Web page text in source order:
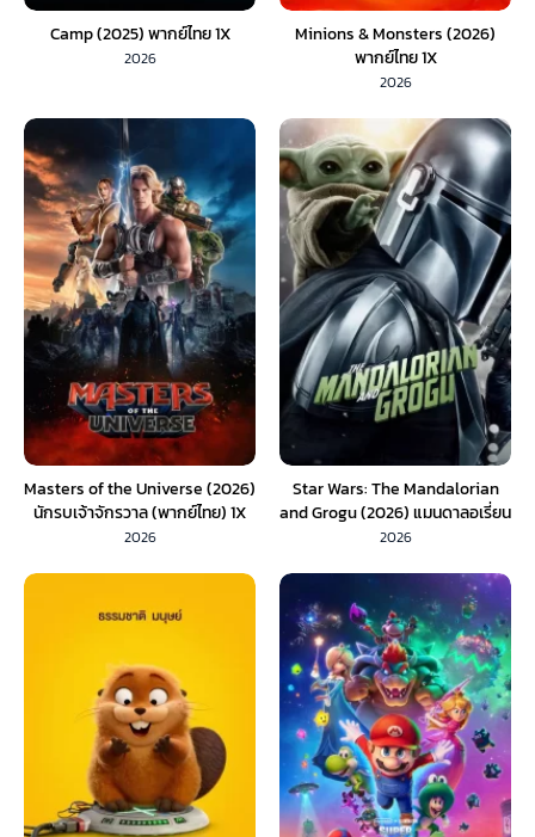
Camp (2025) พากย์ไทย 1X
2026
Minions & Monsters (2026)
พากย์ไทย 1X
2026
Masters of the Universe (2026)
นักรบเจ้าจักรวาล (พากย์ไทย) 1X
2026
Star Wars: The Mandalorian
and Grogu (2026) แมนดาลอเรี่ยน
และโกรกู (พากย์ไทย)
2026